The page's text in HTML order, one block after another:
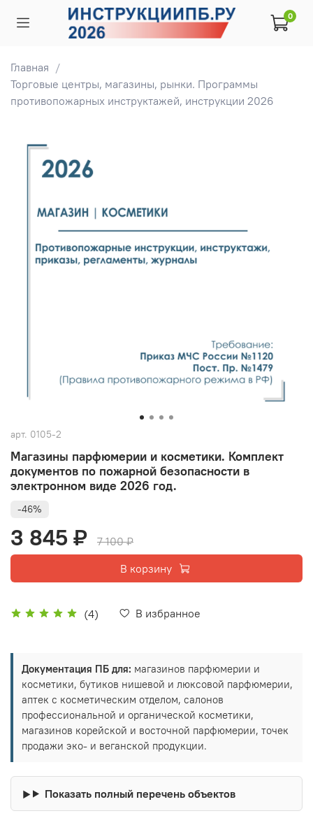
0
Главная
Торговые центры, магазины, рынки. Программы
противопожарных инструктажей, инструкции 2026
арт. 0105-2
Магазины парфюмерии и косметики. Комплект
документов по пожарной безопасности в
электронном виде 2026 год.
(4) В избранное
-46%
3 845 ₽
7 100 ₽
В корзину
Документация ПБ для: магазинов парфюмерии и
косметики, бутиков нишевой и люксовой парфюмерии,
аптек с косметическим отделом, салонов
профессиональной и органической косметики,
магазинов корейской и восточной парфюмерии, точек
продажи эко- и веганской продукции.
Показать полный перечень объектов